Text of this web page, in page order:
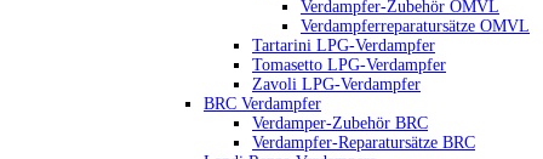
Verdampfer-Zubehör OMVL
Verdampferreparatursätze OMVL
Tartarini LPG-Verdampfer
Tomasetto LPG-Verdampfer
Zavoli LPG-Verdampfer
BRC Verdampfer
Verdamper-Zubehör BRC
Verdampfer-Reparatursätze BRC